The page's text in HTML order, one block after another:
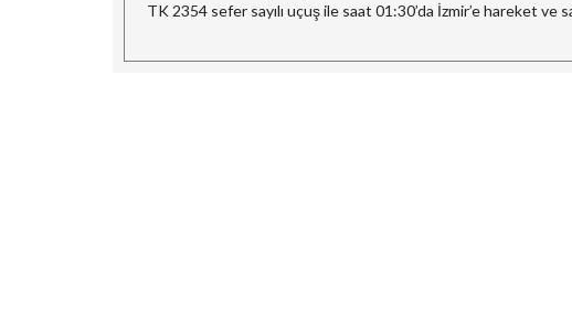
TK 2354 sefer sayılı uçuş ile saat 01:30’da İzmir’e hareket ve